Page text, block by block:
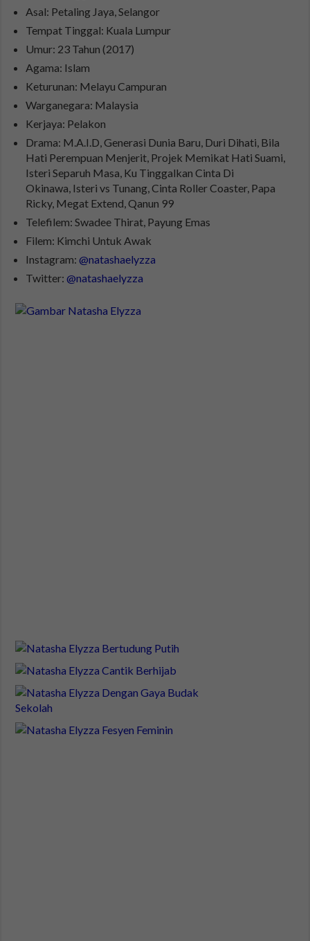
Asal: Petaling Jaya, Selangor
Tempat Tinggal: Kuala Lumpur
Umur: 23 Tahun (2017)
Agama: Islam
Keturunan: Melayu Campuran
Warganegara: Malaysia
Kerjaya: Pelakon
Drama: M.A.I.D, Generasi Dunia Baru, Duri Dihati, Bila
Hati Perempuan Menjerit, Projek Memikat Hati Suami,
Isteri Separuh Masa, Ku Tinggalkan Cinta Di
Okinawa, Isteri vs Tunang, Cinta Roller Coaster, Papa
Ricky, Megat Extend, Qanun 99
Telefilem: Swadee Thirat, Payung Emas
Filem: Kimchi Untuk Awak
Instagram:@natashaelyzza
Twitter:@natashaelyzza